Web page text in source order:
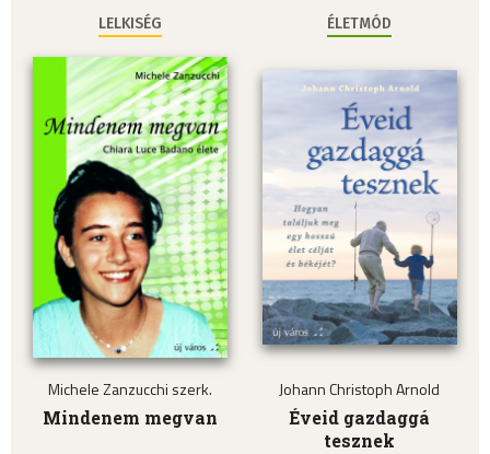
LELKISÉG
Michele Zanzucchi szerk.
Mindenem megvan
ÉLETMÓD
Johann Christoph Arnold
Éveid gazdaggá
tesznek